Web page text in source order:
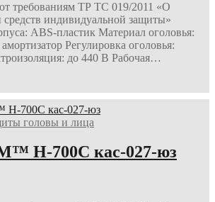
требованиям ТР ТС 019/2011 «О
средств индивидуальной защиты»
АВS-пластик Материал оголовья:
Регулировка оголовья:
до 440 В Рабочая…
головы и лица
H-700C кас-027-юз